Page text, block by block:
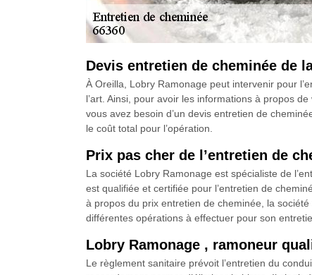
Devis entretien de cheminée de
À Oreilla, Lobry Ramonage peut intervenir pour
l’art. Ainsi, pour avoir les informations à propos
vous avez besoin d’un devis entretien de
le coût total pour l’opération.
Prix pas cher de l’entretien de
La société Lobry Ramonage est spécialiste de
est qualifiée et certifiée pour l’entretien de
à propos du prix entretien de cheminée, la
différentes opérations à effectuer pour son
Lobry Ramonage , ramoneur
Le règlement sanitaire prévoit l’entretien du